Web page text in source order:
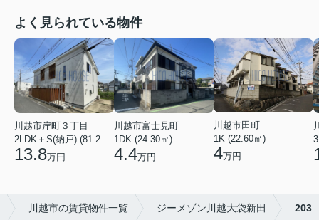
よく見られている物件
川越市岸町３丁目
2LDK＋S(納戸) (81.22㎡)
13.8万円
川越市富士見町
1DK (24.30㎡)
4.4万円
川越市田町
1K (22.60㎡)
4万円
川越市の賃貸物件一覧 ジーメゾン川越大袋新田 203